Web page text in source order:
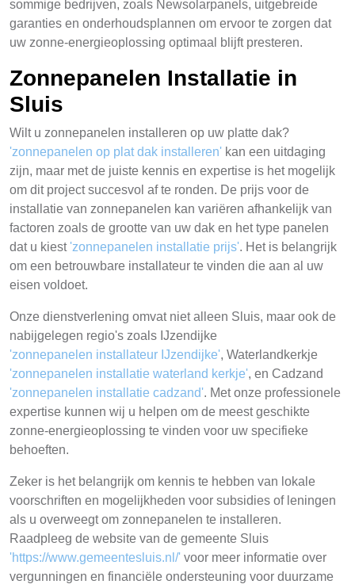
sommige bedrijven, zoals Newsolarpanels, uitgebreide
garanties en onderhoudsplannen om ervoor te zorgen dat
uw zonne-energieoplossing optimaal blijft presteren.
Zonnepanelen Installatie in
Sluis
Wilt u zonnepanelen installeren op uw platte dak?
'zonnepanelen op plat dak installeren' kan een uitdaging
zijn, maar met de juiste kennis en expertise is het mogelijk
om dit project succesvol af te ronden. De prijs voor de
installatie van zonnepanelen kan variëren afhankelijk van
factoren zoals de grootte van uw dak en het type panelen
dat u kiest 'zonnepanelen installatie prijs'. Het is belangrijk
om een betrouwbare installateur te vinden die aan al uw
eisen voldoet.
Onze dienstverlening omvat niet alleen Sluis, maar ook de
nabijgelegen regio's zoals IJzendijke
'zonnepanelen installateur IJzendijke', Waterlandkerkje
'zonnepanelen installatie waterland kerkje', en Cadzand
'zonnepanelen installatie cadzand'. Met onze professionele
expertise kunnen wij u helpen om de meest geschikte
zonne-energieoplossing te vinden voor uw specifieke
behoeften.
Zeker is het belangrijk om kennis te hebben van lokale
voorschriften en mogelijkheden voor subsidies of leningen
als u overweegt om zonnepanelen te installeren.
Raadpleeg de website van de gemeente Sluis
'https://www.gemeentesluis.nl/' voor meer informatie over
vergunningen en financiële ondersteuning voor duurzame